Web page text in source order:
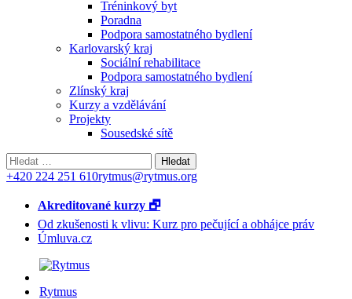
Tréninkový byt
Poradna
Podpora samostatného bydlení
Karlovarský kraj
Sociální rehabilitace
Podpora samostatného bydlení
Zlínský kraj
Kurzy a vzdělávání
Projekty
Sousedské sítě
Vyhledávání
+420 224 251 610rytmus@rytmus.org
Akreditované kurzy 🗗
Od zkušenosti k vlivu: Kurz pro pečující a obhájce práv
Úmluva.cz
Rytmus